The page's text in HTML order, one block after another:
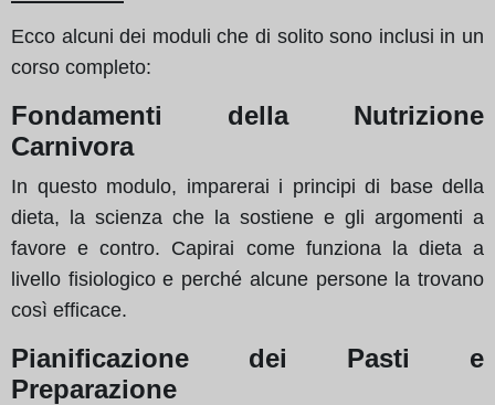
Ecco alcuni dei moduli che di solito sono inclusi in un
corso completo:
Fondamenti della Nutrizione
Carnivora
In questo modulo, imparerai i principi di base della
dieta, la scienza che la sostiene e gli argomenti a
favore e contro. Capirai come funziona la dieta a
livello fisiologico e perché alcune persone la trovano
così efficace.
Pianificazione dei Pasti e
Preparazione